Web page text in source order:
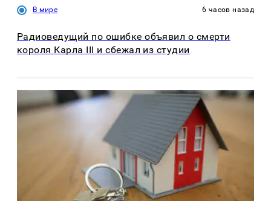
В мире 6 часов назад
Радиоведущий по ошибке объявил о смерти
короля Карла III и сбежал из студии